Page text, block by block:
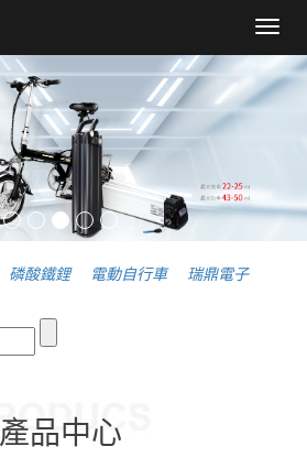
導
菜
單
磷酸鐵鋰 電動自行車
瑞鼎電子
產品中心